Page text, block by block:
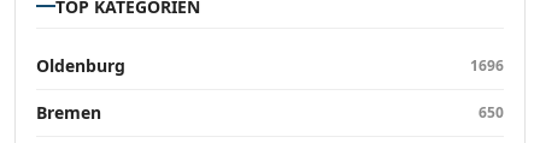
TOP KATEGORIEN
Oldenburg 1696
Bremen 650